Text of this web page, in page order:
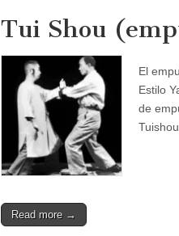
Tui Shou
El
Estilo
de
Read more →